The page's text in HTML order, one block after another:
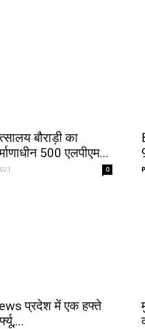
बौराड़ी का
500 एलपीएम...
0
प्रदेश में एक हफ्ते